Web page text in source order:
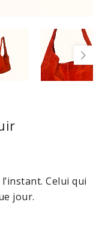
Celui qui
jour.